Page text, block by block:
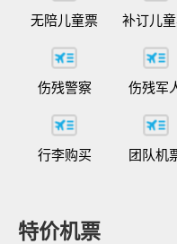
无陪儿童票 补订儿
伤残警察 伤残军
行李购买 团队机
特价机票